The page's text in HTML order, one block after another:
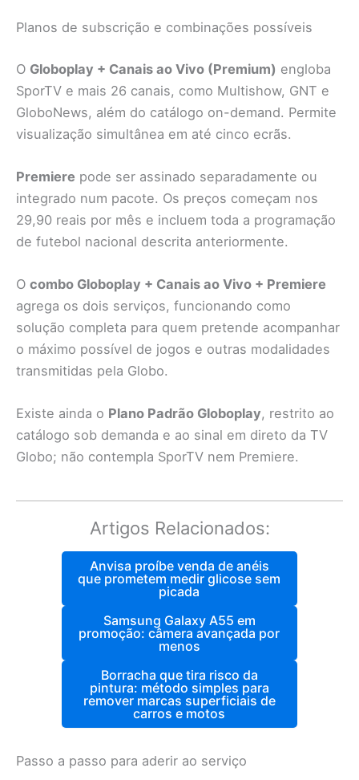
Planos de subscrição e combinações possíveis
O Globoplay + Canais ao Vivo (Premium) engloba
SporTV e mais 26 canais, como Multishow, GNT e
GloboNews, além do catálogo on-demand. Permite
visualização simultânea em até cinco ecrãs.
Premiere pode ser assinado separadamente ou
integrado num pacote. Os preços começam nos
29,90 reais por mês e incluem toda a programação
de futebol nacional descrita anteriormente.
O combo Globoplay + Canais ao Vivo + Premiere
agrega os dois serviços, funcionando como
solução completa para quem pretende acompanhar
o máximo possível de jogos e outras modalidades
transmitidas pela Globo.
Existe ainda o Plano Padrão Globoplay, restrito ao
catálogo sob demanda e ao sinal em direto da TV
Globo; não contempla SporTV nem Premiere.
Artigos Relacionados:
Anvisa proíbe venda de anéis
que prometem medir glicose sem
picada
Samsung Galaxy A55 em
promoção: câmera avançada por
menos
Borracha que tira risco da
pintura: método simples para
remover marcas superficiais de
carros e motos
Passo a passo para aderir ao serviço